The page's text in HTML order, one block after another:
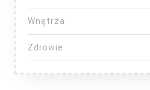
Wnętrza
Zdrowie